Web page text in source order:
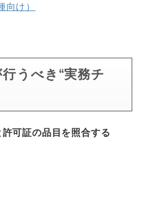
け）
うべき“実務チ
可証の品目を照合する